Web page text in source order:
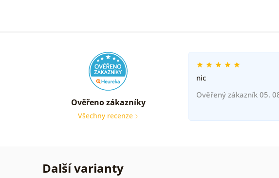
Ověřeno zákazníky
Všechny recenze
nic
Ověřený zákazník 05.
Další varianty